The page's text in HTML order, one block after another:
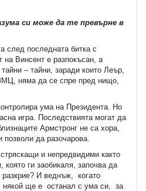
си може да те превърне в
последната битка с
на Винсент е разпокъсан, а
– тайни, заради които Леър,
няма да се спре пред нищо,
ума на Президента. Но
игра. Последствията могат да
Армстронг не са хора,
да разочарова.
и непредвидими както
която ги заобикаля, започва да
И веднъж, когато
ще е останал с ума си, за